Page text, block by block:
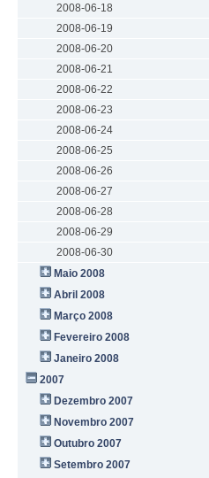
2008-06-18
2008-06-19
2008-06-20
2008-06-21
2008-06-22
2008-06-23
2008-06-24
2008-06-25
2008-06-26
2008-06-27
2008-06-28
2008-06-29
2008-06-30
Maio 2008
Abril 2008
Março 2008
Fevereiro 2008
Janeiro 2008
2007
Dezembro 2007
Novembro 2007
Outubro 2007
Setembro 2007